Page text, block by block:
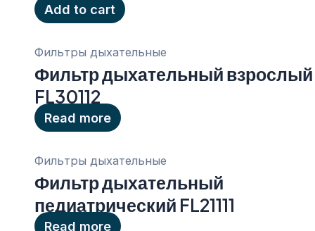
Add to cart
Фильтры дыхательные
Фильтр дыхательный взрослый
FL30112
Read more
Фильтры дыхательные
Фильтр дыхательный
педиатрический FL21111
Read more